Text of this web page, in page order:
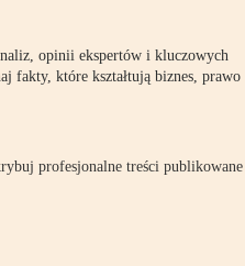
opinii ekspertów i kluczowych
fakty, które kształtują biznes, prawo
profesjonalne treści publikowane